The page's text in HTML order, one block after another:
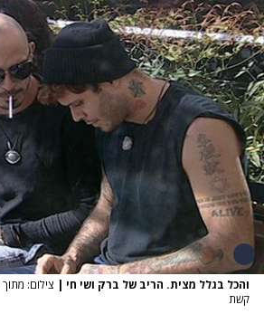
והכל בגלל מצית. הריב של ברק ושי חי |
קשת